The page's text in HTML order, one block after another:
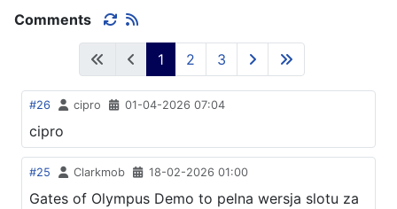
Comments
1 2 3
#26 cipro 01-04-2026 07:04
cipro
#25 Clarkmob 18-02-2026 01:00
Gates of Olympus Demo to pelna wersja slotu za